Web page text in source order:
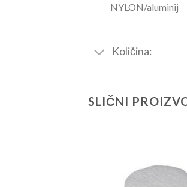
NYLON/aluminij
Količina:
SLIČNI